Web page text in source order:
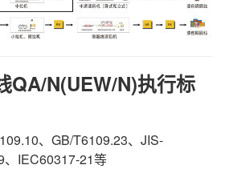
QA/N(UEW/N)执行标
、GB/T6109.23、JIS-
IEC60317-21等